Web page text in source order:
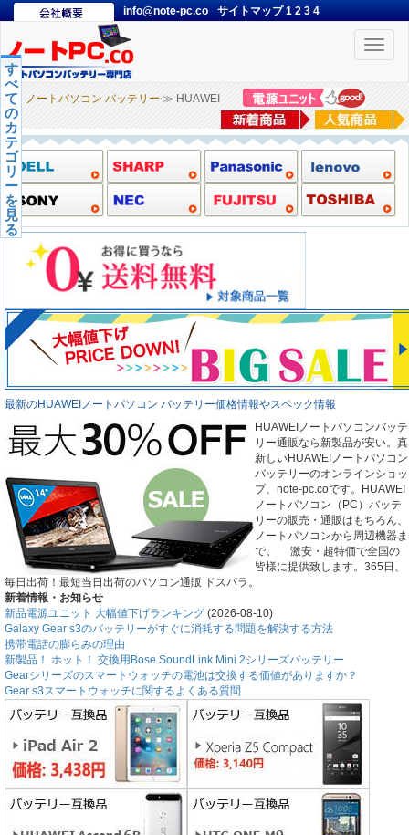
info@note-pc.co サイトマップ1 2 3 4
Toggle
ノートパソコン バッテリー ≫ HUAWEI
す
べ
て
の
カ
テ
ゴ
リ
ー
を
見
る
最新のHUAWEIノートパソコン バッテリー価格情報やスペック情報
HUAWEIノートパソコンバッテ
リー通販なら新製品が安い。真
新しいHUAWEIノートパソコン
バッテリーのオンラインショッ
プ、note-pc.coです。HUAWEI
ノートパソコン（PC）バッテ
リーの販売・通販はもちろん、
ノートパソコンから周辺機器ま
で。 激安・超特価で全国の
皆様に提供致します。365日、
毎日出荷！最短当日出荷のパソコン通販 ドスパラ。
新着情報・お知らせ
新品電源ユニット 大幅値下げランキング (2026-08-10)
Galaxy Gear s3のバッテリーがすぐに消耗する問題を解決する方法
携帯電話の膨らみの理由
新製品！ ホット！ 交換用Bose SoundLink Mini 2シリーズバッテリー
Gearシリーズのスマートウォッチの電池は交換する価値がありますか？
Gear s3スマートウォッチに関するよくある質問